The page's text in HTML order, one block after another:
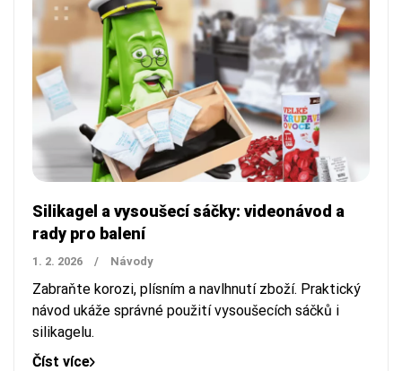
Silikagel a vysoušecí sáčky: videonávod a
rady pro balení
1. 2. 2026 / Návody
Zabraňte korozi, plísním a navlhnutí zboží. Praktický
návod ukáže správné použití vysoušecích sáčků i
silikagelu.
Číst více